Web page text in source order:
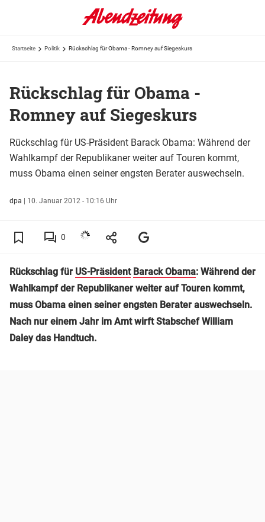
Startseite Politik Rückschlag für Obama - Romney auf Siegeskurs
Rückschlag für Obama -
Romney auf Siegeskurs
Rückschlag für US-Präsident Barack Obama: Während der
Wahlkampf der Republikaner weiter auf Touren kommt,
muss Obama einen seiner engsten Berater auswechseln.
dpa | 10. Januar 2012 - 10:16 Uhr
0
Rückschlag für US-Präsident Barack Obama: Während der
Wahlkampf der Republikaner weiter auf Touren kommt,
muss Obama einen seiner engsten Berater auswechseln.
Nach nur einem Jahr im Amt wirft Stabschef William
Daley das Handtuch.